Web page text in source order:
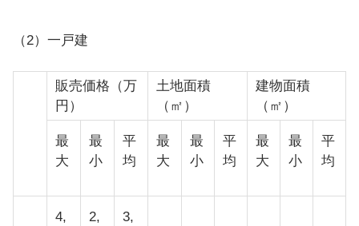
（2）一戸建
販売価格（万
円）
土地面積
（㎡）
建物面積
（㎡）
最
大
最
小
平
均
最
大
最
小
平
均
最
大
最
小
平
均
4,
2,
3,